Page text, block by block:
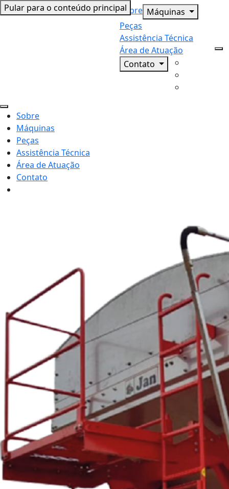
Pular para o conteúdo principalSobre Máquinas
Peças
Assistência Técnica
Área de Atuação
Contato
Sobre
Máquinas
Peças
Assistência Técnica
Área de Atuação
Contato